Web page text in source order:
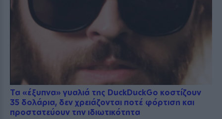
Τα «έξυπνα» γυαλιά της DuckDuckGo κοστίζουν
35 δολάρια, δεν χρειάζονται ποτέ φόρτιση και
προστατεύουν την ιδιωτικότητα